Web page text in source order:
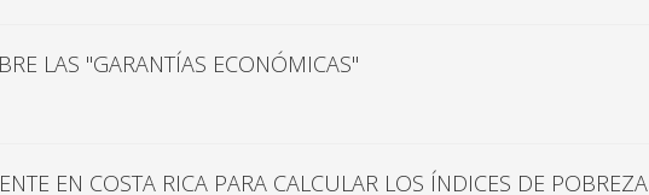
LAS "GARANTÍAS ECONÓMICAS"
EN COSTA RICA PARA CALCULAR LOS ÍNDICES DE POBREZA